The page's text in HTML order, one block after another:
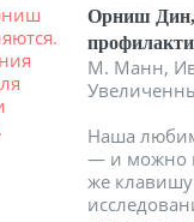
Орниш Дин,
М. Манн,
Наша
— и можно
же